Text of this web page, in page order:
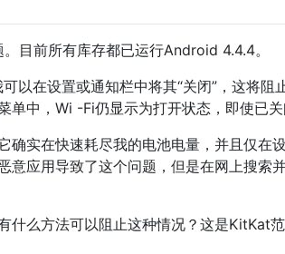
目前所有库存都已运行Android 4.4.4。
以在设置或通知栏中将其“关闭”，这将
单中，Wi -Fi仍显示为打开状态，即使已关
确实在快速耗尽我的电池电量，并且仅在
意应用导致了这个问题，但是在网上搜索
什么方法可以阻止这种情况？这是KitKat